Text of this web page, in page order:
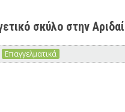
σκύλο στην
Επαγγελματικά